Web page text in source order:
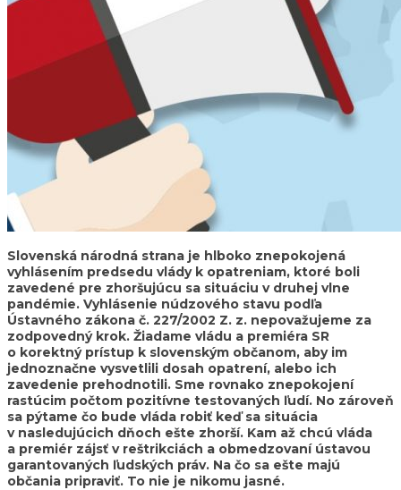
Slovenská národná strana je hlboko znepokojená
vyhlásením predsedu vlády k opatreniam, ktoré boli
zavedené pre zhoršujúcu sa situáciu v druhej vlne
pandémie. Vyhlásenie núdzového stavu podľa
Ústavného zákona č. 227/2002 Z. z. nepovažujeme za
zodpovedný krok. Žiadame vládu a premiéra SR
o korektný prístup k slovenským občanom, aby im
jednoznačne vysvetlili dosah opatrení, alebo ich
zavedenie prehodnotili. Sme rovnako znepokojení
rastúcim počtom pozitívne testovaných ľudí. No zároveň
sa pýtame čo bude vláda robiť keď sa situácia
v nasledujúcich dňoch ešte zhorší. Kam až chcú vláda
a premiér zájsť v reštrikciách a obmedzovaní ústavou
garantovaných ľudských práv. Na čo sa ešte majú
občania pripraviť. To nie je nikomu jasné.